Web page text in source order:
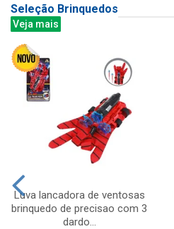
Seleção Brinquedos
Veja mais
Luva lancadora de ventosas
brinquedo de precisao com 3
dardo...